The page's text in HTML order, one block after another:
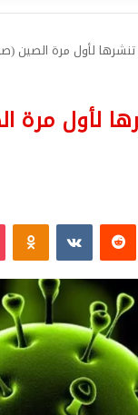
لأول مرة الصين
لأول مرة